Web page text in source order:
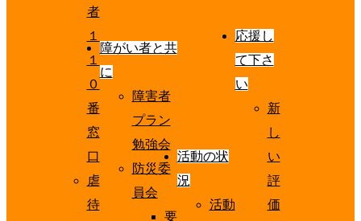
者
１
１
０
番
窓
口
虐
待
障がい者と共
に
障害者
プラン
勉強会
防災委
員会
要
活動の状
況
活動
応援し
て下さ
い
新
し
い
評
価